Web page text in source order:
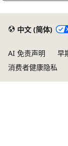
中文 (简体)
AI 免责声明 早
消费者健康隐私